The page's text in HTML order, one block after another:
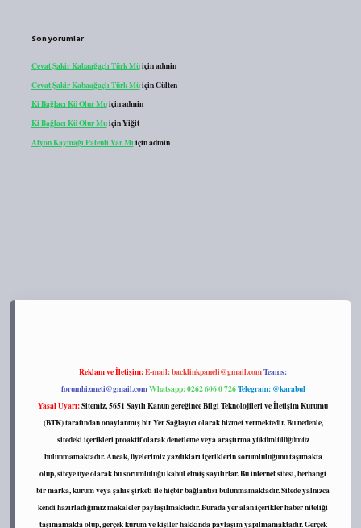
Son yorumlar
Cevat Şakir Kabaağaçlı Türk Müiçinadmin
Cevat Şakir Kabaağaçlı Türk MüiçinGülten
Ki Bağlacı Kü Olur Muiçinadmin
Ki Bağlacı Kü Olur MuiçinYiğit
Afyon Kaymağı Patenti Var Mı içinadmin
Reklam ve İletişim:E-mail:backlinkpaneli@gmail.comTeams:
forumhizmeti@gmail.comWhatsapp: 0262 606 0 726Telegram: @karabul
Yasal Uyarı:Sitemiz, 5651 Sayılı Kanun gereğince Bilgi Teknolojileri ve İletişim Kurumu
(BTK) tarafından onaylanmış bir Yer Sağlayıcı olarak hizmet vermektedir. Bu nedenle,
sitedeki içerikleri proaktif olarak denetleme veya araştırma yükümlülüğümüz
bulunmamaktadır. Ancak, üyelerimiz yazdıkları içeriklerin sorumluluğunu taşımakta
olup, siteye üye olarak bu sorumluluğu kabul etmiş sayılırlar. Bu internet sitesi, herhangi
bir marka, kurum veya şahıs şirketi ile hiçbir bağlantısı bulunmamaktadır. Sitede yalnızca
kendi hazırladığımız makaleler paylaşılmaktadır. Burada yer alan içerikler haber niteliği
taşımamakta olup, gerçek kurum ve kişiler hakkında paylaşım yapılmamaktadır. Gerçek